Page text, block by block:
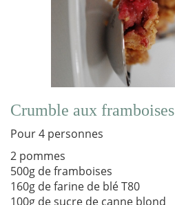
Crumble aux framboises
Pour 4 personnes
2 pommes
500g de framboises
160g de farine de blé T80
100g de sucre de canne blond